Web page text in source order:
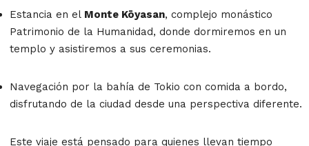
Estancia en el Monte Kōyasan, complejo monástico
Patrimonio de la Humanidad, donde dormiremos en un
templo y asistiremos a sus ceremonias.
Navegación por la bahía de Tokio con comida a bordo,
disfrutando de la ciudad desde una perspectiva diferente.
Este viaje está pensado para quienes llevan tiempo